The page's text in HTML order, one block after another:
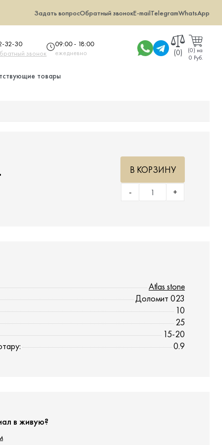
Задать вопросОбратный звонокE-mailTelegramWhatsApp
32-30
звонок
09:00 - 18:00
ежедневно
(0) (0) на
0 Руб.
товары
+
-
В КОРЗИНУ
Atlas stone
Доломит 023
10
25
15-20
0.9
в живую?